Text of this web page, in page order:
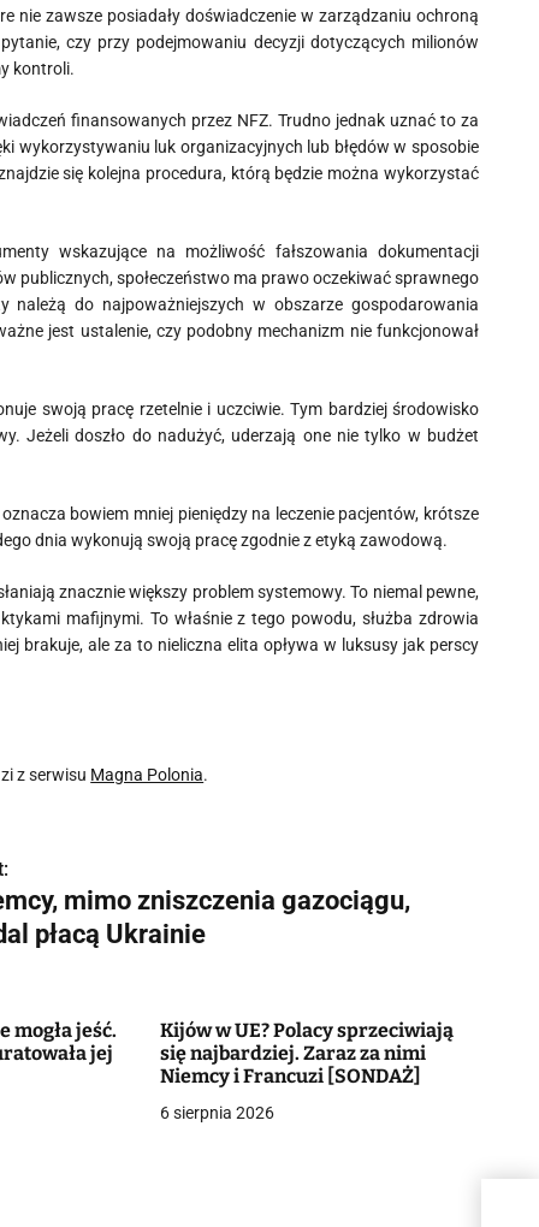
nie zawsze posiadały doświadczenie w zarządzaniu ochroną
czy przy podejmowaniu decyzji dotyczących milionów
kontroli.
finansowanych przez NFZ. Trudno jednak uznać to za
wykorzystywaniu luk organizacyjnych lub błędów w sposobie
się kolejna procedura, którą będzie można wykorzystać
wskazujące na możliwość fałszowania dokumentacji
publicznych, społeczeństwo ma prawo oczekiwać sprawnego
należą do najpoważniejszych w obszarze gospodarowania
jest ustalenie, czy podobny mechanizm nie funkcjonował
swoją pracę rzetelnie i uczciwie. Tym bardziej środowisko
Jeżeli doszło do nadużyć, uderzają one nie tylko w budżet
bowiem mniej pieniędzy na leczenie pacjentów, krótsze
dnia wykonują swoją pracę zgodnie z etyką zawodową.
znacznie większy problem systemowy. To niemal pewne,
mafijnymi. To właśnie z tego powodu, służba zdrowia
brakuje, ale za to nieliczna elita opływa w luksusy jak perscy
z serwisu Magna Polonia.
mimo zniszczenia gazociągu,
płacą Ukrainie
mogła jeść.
jej
Kijów w UE? Polacy sprzeciwiają
się najbardziej. Zaraz za nimi
Niemcy i Francuzi [SONDAŻ]
6 sierpnia 2026